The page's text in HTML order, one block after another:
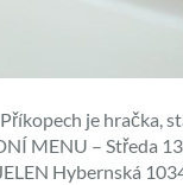
je hračka,
MENU – Středa
Hybernská